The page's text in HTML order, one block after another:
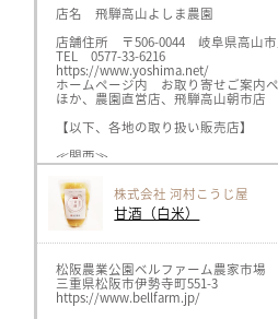
〒251-0055
神奈川県藤沢市南藤沢8-1A103
https://www.kok-design.jp/
TEL:0466-23-4528
おとうふ市場 大まめ蔵
〒444-1304
愛知県高浜市豊田町1丁目205-5
TEL:0566-52-0140
おぱんでまめ蔵 東浦店
〒470-2102
愛知県知多郡東浦町緒川相生の丘8-8
TEL:0562-84-3210
とうふや豆蔵 西尾花ノ木店
〒445-0852
愛知県西尾市花ノ木町7丁目5
TEL:0563-79-5282
愛知県名古屋市緑区滝ノ水1丁目122
TEL:052-848-7558
とうふや豆蔵 知立店
〒472-0058
店名 飛騨高山よしま農園
店舗住所 〒506-0044 岐阜県高山市
TEL 0577-33-6216
https://www.yoshima.net/
ホームページ内 お取り寄せご案内
ほか、農園直営店、飛騨高山朝市店
【以下、各地の取り扱い販売店】
≪関西≫
キャロットhttps://www.carrot-
ヘルスライフ、オーガニックプラ
メルカートピッコロ https://
≪関東≫
ボンラスパイユhttps://
AMRITARA https://
≪中部≫
GIFTSPREMIUMhttps://
株式会社 河村こうじ屋
甘酒（白米）
松阪農業公園ベルファーム農家市場
三重県松阪市伊勢寺町551-3
https://www.bellfarm.jp/